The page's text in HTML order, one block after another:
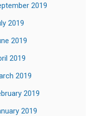
2019
2019
2019
2019
2019
2019
2019